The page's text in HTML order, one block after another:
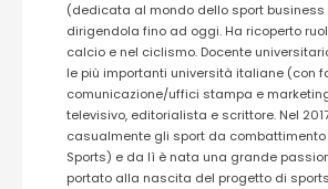
(dedicata al mondo dello sport
dirigendola fino ad oggi. Ha ricoperto
calcio e nel ciclismo. Docente
le più importanti università italiane (con
comunicazione/uffici stampa e
televisivo, editorialista e scrittore. Nel
casualmente gli sport da
Sports) e da lì è nata una grande
portato alla nascita del progetto di